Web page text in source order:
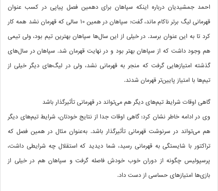
احمد جمشیدیان درباره اینکه سپاهان برای دهمین فصل پیاپی در کسب عنوان
قهرمانی لیگ برتر ناکام ماند، گفت: سپاهان در همین 10 سالی که قهرمان نشد همه کار
کرد تا به این عنوان برسد. در خیلی از این سال‌ها سپاهان بهترین تیم بود، ولی تیمی
هم وجود داشت که از سپاهان بهتر بود و در نهایت قهرمان شد. سپاهان در سال‌های
گذشته امتیازهایی گرفت که منجر به قهرمانی نشد، ولی در لیگ‌های دیگر خیلی از
تیم‌ها با امتیاز پایین‌تر قهرمان شدند.
گاهی اوقات شرایط تیم‌های دیگر هم می‌تواند در قهرمانی تأثیرگذار باشد
وی در ادامه خاطر نشان کرد: گاهی اوقات جدا از نتایج خودتان، شرایط تیم‌های دیگر
هم می‌تواند در سرنوشت قهرمانی تأثیرگذار باشد. به‌عنوان مثال در همین فصل که
تراکتور با شایستگی به قهرمانی رسید، شما دیدید که استقلال چه شرایطی داشت،
پرسپولیس چگونه از دوران خوب خودش فاصله گرفت و سپاهان هم در خیلی از
بازی‌ها امتیازهای حساسی از دست داد.